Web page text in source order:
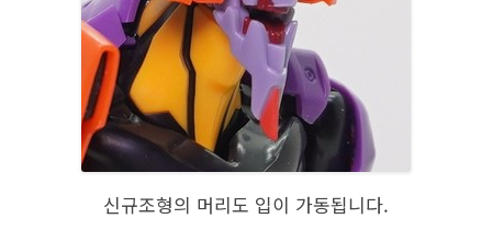
신규조형의 머리도 입이 가동됩니다.